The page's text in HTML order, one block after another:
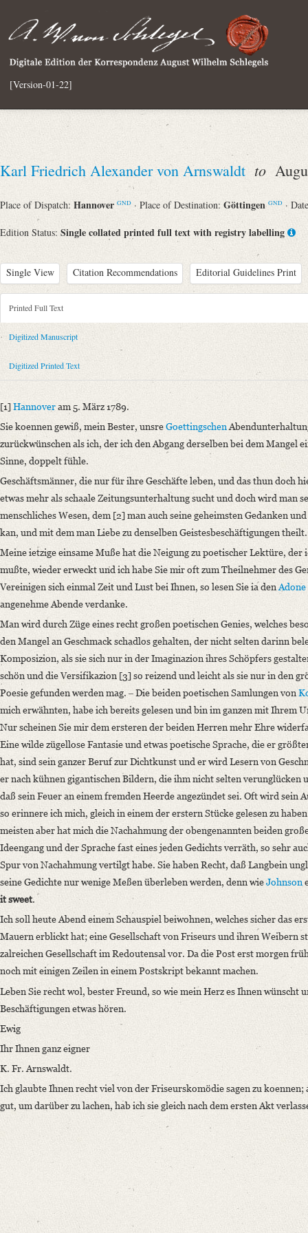
[Version-01-22]
Karl Friedrich Alexander von Arnswaldt to
Place of Dispatch: Hannover GND · Place of Destination: Göttingen GND ·
Edition Status: Single collated printed full text with registry labelling
Single View Citation Recommendations Editorial Guidelines Print
Metadata Concerning Header
Sender: Karl Friedrich Alexander von Arnswaldt
Recipient: August Wilhelm von Schlegel
Place of Dispatch: Hannover
Place of Destination: Göttingen
Notations: Empfangsort erschlossen.
Printed Text
Bibliography: Fiebiger, Otto: Briefe an August Wilhelm Schlegel. In:
Incipit: „[1] Hannover am 5. März 1789.
Sie koennen gewiß, mein Bester, unsre Goettingschen
Manuscript
Provider: Dresden, Sächsische Landesbibliothek - Staats- und
OAI Id: DE-611-38970
Classification Number: Mscr.Dresd.e.90,XIX,Bd.1,Nr.21
Number of Pages: 4 S. auf Doppelbl., hs. m. U.
Format: 23,3 x 19,1 cm
Language
German
English
Printed Full Text
Digitized Manuscript
Digitized Printed Text
[1]Hannoveram 5. März 1789.
Sie koennen gewiß, mein Bester, unsreGoettingschen
zurückwünschen als ich, der ich den Abgang derselben bei dem Mangel
Sinne, doppelt fühle.
Geschäftsmänner, die nur für ihre Geschäfte leben, und das thun doch
etwas mehr als schaale Zeitungsunterhaltung sucht und doch wird man
menschliches Wesen, dem [2] man auch seine geheimsten Gedanken
kan, und mit dem man Liebe zu denselben Geistesbeschäftigungen theilt.
Meine ietzige einsame Muße hat die Neigung zu poetischer Lektüre, der
mußte, wieder erweckt und ich habe Sie mir oft zum Theilnehmer des
Vereinigen sich einmal Zeit und Lust bei Ihnen, so lesen Sie ia denAdone
angenehme Abende verdanke.
Man wird durch Züge eines recht großen poetischen Genies, welches
den Mangel an Geschmack schadlos gehalten, der nicht selten darinn
Komposizion, als sie sich nur in der Imaginazion ihres Schöpfers
schön und die Versifikazion [3] so reizend und leicht als sie nur in den
Poesie gefunden werden mag. ‒ Die beiden poetischen Samlungen von
mich erwähnten, habe ich bereits gelesen und bin im ganzen mit Ihrem
Nur scheinen Sie mir dem ersteren der beiden Herren mehr Ehre
Eine wilde zügellose Fantasie und etwas poetische Sprache, die er
hat, sind sein ganzer Beruf zur Dichtkunst und er wird Lesern von
er nach kühnen gigantischen Bildern, die ihm nicht selten verunglücken
daß sein Feuer an einem fremden Heerde angezündet sei. Oft wird sein
so erinnere ich mich, gleich in einem der erstern Stücke gelesen zu
meisten aber hat mich die Nachahmung der obengenannten beiden
Ideengang und der Sprache fast eines jeden Gedichts verräth, so sehr
Spur von Nachahmung vertilgt habe. Sie haben Recht, daß Langbein
seine Gedichte nur wenige Meßen überleben werden, denn wieJohnson
it sweet.
Ich soll heute Abend einem Schauspiel beiwohnen, welches sicher das
Mauern erblickt hat; eine Gesellschaft von Friseurs und ihren Weibern
zalreichen Gesellschaft im Redoutensal vor. Da die Post erst morgen
noch mit einigen Zeilen in einem Postskript bekannt machen.
Leben Sie recht wol, bester Freund, so wie mein Herz es Ihnen wünscht
Beschäftigungen etwas hören.
Ewig
Ihr Ihnen ganz eigner
K. Fr. Arnswaldt.
Ich glaubte Ihnen recht viel von der Friseurskomödie sagen zu koennen;
gut, um darüber zu lachen, hab ich sie gleich nach dem ersten Akt